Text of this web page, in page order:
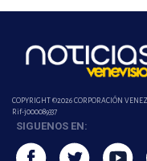
COPYRIGHT ©2026 CORPORACIÓN
Rif-j000089337
SIGUENOS EN: